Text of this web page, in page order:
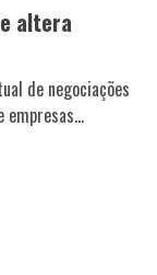
altera
de negociações